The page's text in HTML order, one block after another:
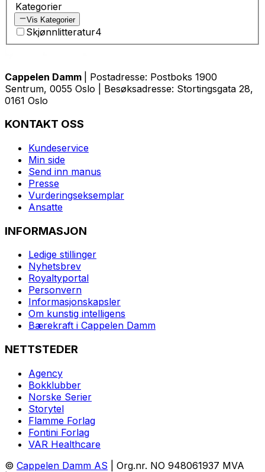
Kategorier
Vis Kategorier
Skjønnlitteratur4
Cappelen Damm
| Postadresse: Postboks 1900
Sentrum, 0055 Oslo | Besøksadresse: Stortingsgata 28,
0161 Oslo
KONTAKT OSS
Kundeservice
Min side
Send inn manus
Presse
Vurderingseksemplar
Ansatte
INFORMASJON
Ledige stillinger
Nyhetsbrev
Royaltyportal
Personvern
Informasjonskapsler
Om kunstig intelligens
Bærekraft i Cappelen Damm
NETTSTEDER
Agency
Bokklubber
Norske Serier
Storytel
Flamme Forlag
Fontini Forlag
VAR Healthcare
© Cappelen Damm AS | Org.nr. NO 948061937 MVA